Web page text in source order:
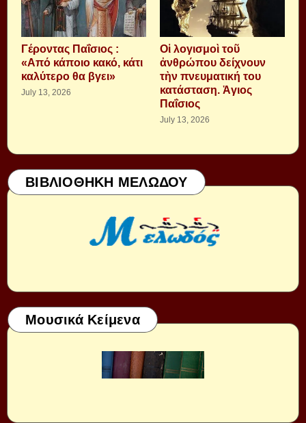
Γέροντας Παΐσιος :
«Από κάποιο κακό, κάτι
καλύτερο θα βγει»
July 13, 2026
Οἱ λογισμοὶ τοῦ
ἀνθρώπου δείχνουν
τὴν πνευματική του
κατάσταση. Ἁγιος
Παΐσιος
July 13, 2026
ΒΙΒΛΙΟΘΗΚΗ ΜΕΛΩΔΟΥ
Μουσικά Κείμενα